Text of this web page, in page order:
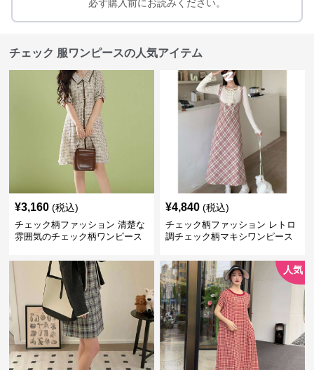
必ず購入前にお読みください。
チェック 服ワンピースの人気アイテム
¥3,160 (税込)
チェック柄ファッション 清楚な
雰囲気のチェック柄ワンピース
¥4,840 (税込)
チェック柄ファッション レトロ
調チェック柄マキシワンピース
人気